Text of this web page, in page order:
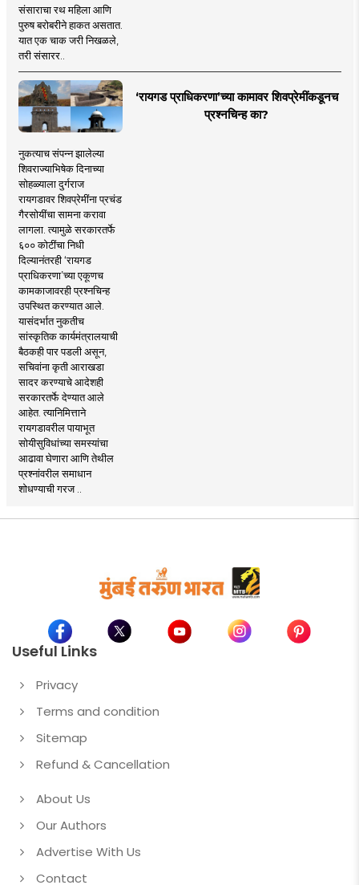
संसाराचा रथ महिला आणि
पुरुष बरोबरीने हाकत असतात.
यात एक चाक जरी निखळले,
तरी संसारर..
‘रायगड प्राधिकरणा’च्या कामावर शिवप्रेमींकडूनच
प्रश्नचिन्ह का?
नुकत्याच संपन्न झालेल्या
शिवराज्याभिषेक दिनाच्या
सोहळ्याला दुर्गराज
रायगडावर शिवप्रेमींना प्रचंड
गैरसोयींचा सामना करावा
लागला. त्यामुळे सरकारतर्फे
६०० कोटींचा निधी
दिल्यानंतरही ‘रायगड
प्राधिकरणा’च्या एकूणच
कामकाजावरही प्रश्नचिन्ह
उपस्थित करण्यात आले.
यासंदर्भात नुकतीच
सांस्कृतिक कार्यमंत्रालयाची
बैठकही पार पडली असून,
सचिवांना कृती आराखडा
सादर करण्याचे आदेशही
सरकारतर्फे देण्यात आले
आहेत. त्यानिमित्ताने
रायगडावरील पायाभूत
सोयीसुविधांच्या समस्यांचा
आढावा घेणारा आणि तेथील
प्रश्नांवरील समाधान
शोधण्याची गरज ..
Useful Links
Privacy
Terms and condition
Sitemap
Refund & Cancellation
About Us
Our Authors
Advertise With Us
Contact